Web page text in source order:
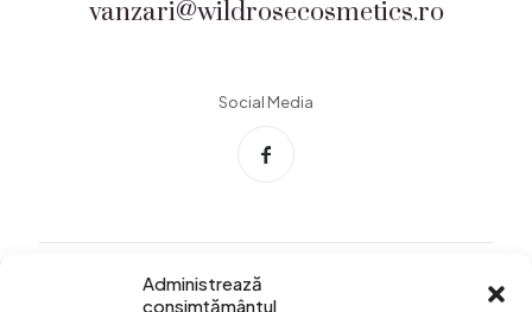
Administrează
consimțământul
Social Media